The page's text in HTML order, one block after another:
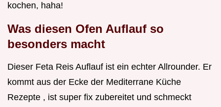
kochen, haha!
Was diesen Ofen Auflauf so
besonders macht
Dieser Feta Reis Auflauf ist ein echter Allrounder. Er
kommt aus der Ecke der Mediterrane Küche
Rezepte , ist super fix zubereitet und schmeckt